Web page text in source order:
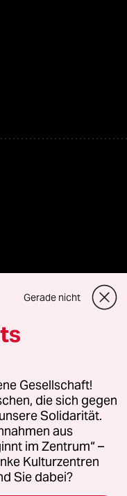
oder für Genehmigungen
Richtlinien
Impressum AGB
Gerade nicht
Gesellschaft!
die sich gegen
Solidarität.
aus
im Zentrum“ –
Kulturzentren
Sie dabei?